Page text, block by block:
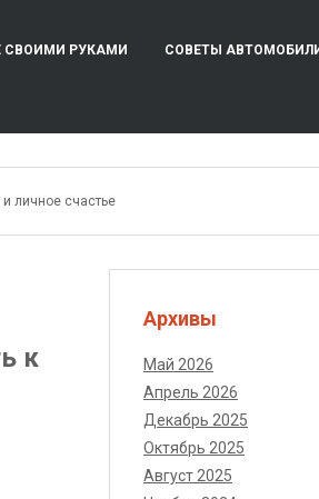
СВОИМИ РУКАМИ СОВЕТЫ
личное счастье
к
Архивы
Май 2026
Апрель 2026
Декабрь 2025
Октябрь 2025
Август 2025